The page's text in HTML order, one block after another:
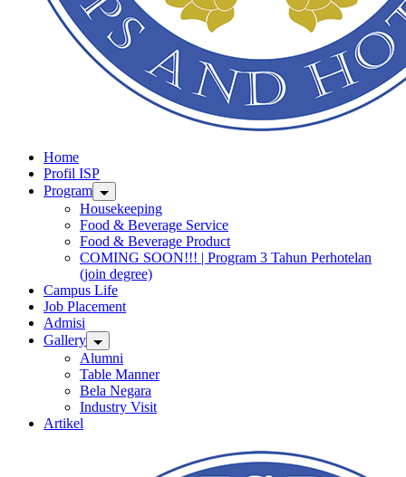
Home
Profil ISP
Program
Housekeeping
Food & Beverage Service
Food & Beverage Product
COMING SOON!!! | Program 3 Tahun Perhotelan
(join degree)
Campus Life
Job Placement
Admisi
Gallery
Alumni
Table Manner
Bela Negara
Industry Visit
Artikel